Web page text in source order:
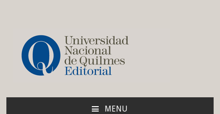
Blog de la Editorial de
MENU